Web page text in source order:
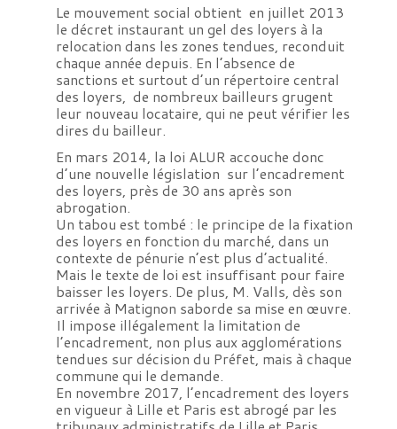
Le mouvement social obtient en juillet 2013
le décret instaurant un gel des loyers à la
relocation dans les zones tendues, reconduit
chaque année depuis. En l’absence de
sanctions et surtout d’un répertoire central
des loyers, de nombreux bailleurs grugent
leur nouveau locataire, qui ne peut vérifier les
dires du bailleur.
En mars 2014, la loi ALUR accouche donc
d’une nouvelle législation sur l’encadrement
des loyers, près de 30 ans après son
abrogation.
Un tabou est tombé : le principe de la fixation
des loyers en fonction du marché, dans un
contexte de pénurie n’est plus d’actualité.
Mais le texte de loi est insuffisant pour faire
baisser les loyers. De plus, M. Valls, dès son
arrivée à Matignon saborde sa mise en œuvre.
Il impose illégalement la limitation de
l’encadrement, non plus aux agglomérations
tendues sur décision du Préfet, mais à chaque
commune qui le demande.
En novembre 2017, l’encadrement des loyers
en vigueur à Lille et Paris est abrogé par les